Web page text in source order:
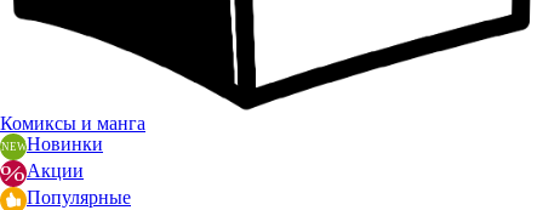
Комиксы и манга
Новинки
Акции
Популярные